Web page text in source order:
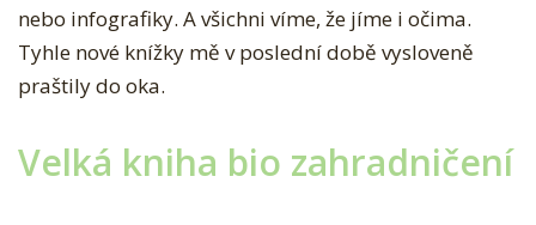
nebo infografiky. A všichni víme, že jíme i očima.
Tyhle nové knížky mě v poslední době vysloveně
praštily do oka.
Velká kniha bio zahradničení